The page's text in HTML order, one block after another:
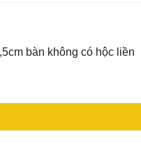
bàn không có hộc liền